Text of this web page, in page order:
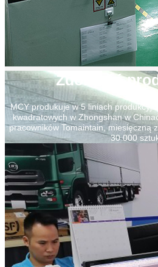
Zdolność
MCY produkuje w 5 liniach
kwadratowych w Zhongshan w
pracowników Tomaintain, miesięczną
30 000